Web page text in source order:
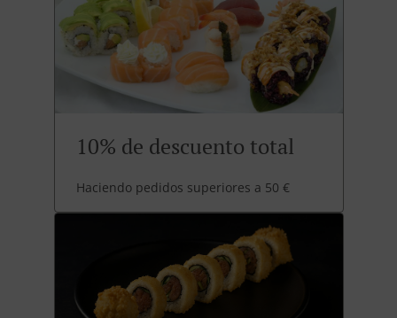
10% de descuento total
Haciendo pedidos superiores a 50 €